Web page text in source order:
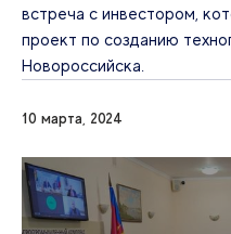
встреча с инвестором,
проект по созданию
Новороссийска.
10 марта, 2024